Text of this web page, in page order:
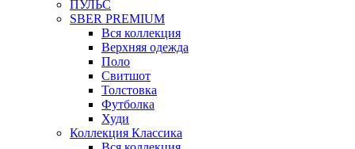
ПУЛЬС
SBER PREMIUM
Вся коллекция
Верхняя одежда
Поло
Свитшот
Толстовка
Футболка
Худи
Коллекция Классика